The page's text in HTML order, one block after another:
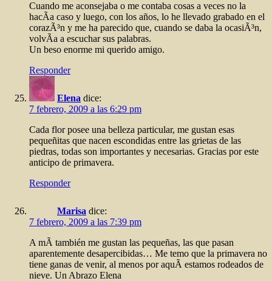
Cuando me aconsejaba o me contaba cosas a veces no la
hacÃ­a caso y luego, con los años, lo he llevado grabado en el
corazÃ³n y me ha parecido que, cuando se daba la ocasiÃ³n,
volvÃ­a a escuchar sus palabras.
Un beso enorme mi querido amigo.
Responder
Elena dice:
7 febrero, 2009 a las 6:29 pm
Cada flor posee una belleza particular, me gustan esas
pequeñitas que nacen escondidas entre las grietas de las
piedras, todas son importantes y necesarias. Gracias por este
anticipo de primavera.
Responder
Marisa dice:
7 febrero, 2009 a las 7:39 pm
A mÃ­ también me gustan las pequeñas, las que pasan
aparentemente desapercibidas… Me temo que la primavera no
tiene ganas de venir, al menos por aquÃ­ estamos rodeados de
nieve. Un Abrazo Elena